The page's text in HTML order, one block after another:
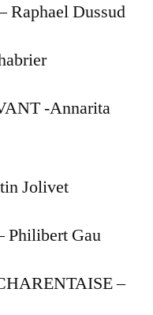
Raphael Dussud
-Annarita
Jolivet
Philibert Gau
–